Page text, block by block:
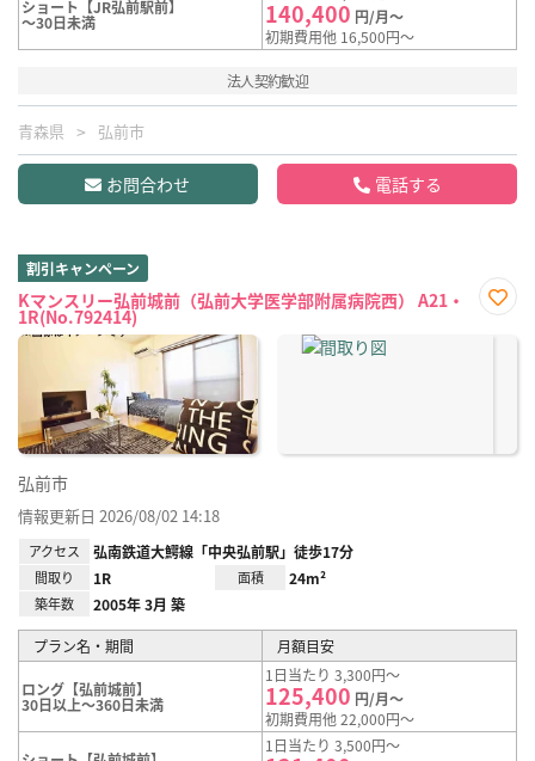
ショート【JR弘前駅前】
～30日未満 140,400 円/月～
初期費用他 16,500円～
法人契約歓迎
青森県 弘前市
お問合わせ 電話する
割引キャンペーン
Kマンスリー弘前城前（弘前大学医学部附属病院西） A21・
1R(No.792414)
に入
弘前市
情報更新日 2026/08/02 14:18
アクセス 弘南鉄道大鰐線「中央弘前駅」徒歩17分
間取り 1R 面積 24m²
築年数 2005年 3月 築
プラン名・期間 月額目安
ロング【弘前城前】
30日以上～360日未満
1日当たり 3,300円～
125,400 円/月～
初期費用他 22,000円～
1日当たり 3,500円～